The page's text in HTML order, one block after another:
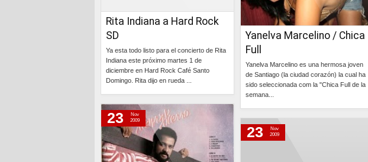
Rita Indiana a Hard Rock
SD
Ya esta todo listo para el concierto de Rita
Indiana este próximo martes 1 de
diciembre en Hard Rock Café Santo
Domingo. Rita dijo en rueda ...
Yanelva Marcelino / Chica
Full
Yanelva Marcelino es una hermosa joven
de Santiago (la ciudad corazón) la cual ha
sido seleccionada com la "Chica Full de la
semana...
23
Nov
2009
23
Nov
2009